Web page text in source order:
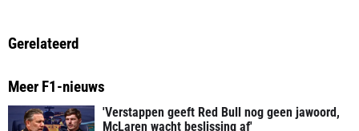
Gerelateerd
Meer F1-nieuws
'Verstappen geeft Red Bull nog geen jawoord,
McLaren wacht beslissing af'